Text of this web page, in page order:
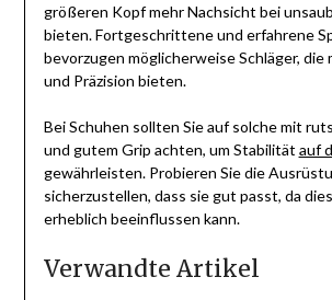
größeren Kopf mehr Nachsicht bei
bieten. Fortgeschrittene und erfahrene
bevorzugen möglicherweise Schläger, die
und Präzision bieten.
Bei Schuhen sollten Sie auf solche mit
und gutem Grip achten, um Stabilität auf
gewährleisten. Probieren Sie die
sicherzustellen, dass sie gut passt, da
erheblich beeinflussen kann.
Verwandte Artikel